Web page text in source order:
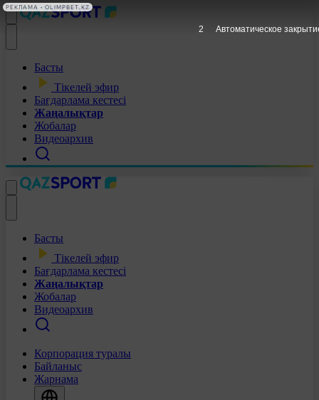
Басты
Тікелей эфир
Бағдарлама кестесі
Жаңалықтар
Жобалар
Видеоархив
Басты
Тікелей эфир
Бағдарлама кестесі
Жаңалықтар
Жобалар
Видеоархив
Корпорация туралы
Байланыс
Жарнама
1 Автоматическое
РЕКЛАМА • OLIMPBET.KZ